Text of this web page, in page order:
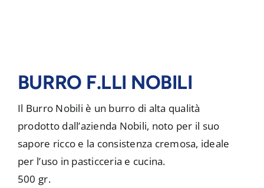
BURRO F.LLI NOBILI
Il Burro Nobili è un burro di alta qualità
prodotto dall’azienda Nobili, noto per il suo
sapore ricco e la consistenza cremosa, ideale
per l’uso in pasticceria e cucina.
500 gr.